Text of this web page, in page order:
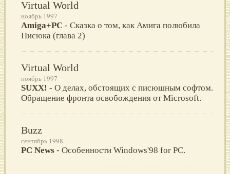
Virtual World
ноябрь 1997
Amiga+PC - Сказка о том, как Амига полюбила
Писюка (глава 2)
Virtual World
ноябрь 1997
SUXX! - О делах, обстоящих с писюшным софтом.
Обращение фронта освобождения от Microsoft.
Buzz
сентябрь 1998
PC News - Особенности Windows'98 for PC.